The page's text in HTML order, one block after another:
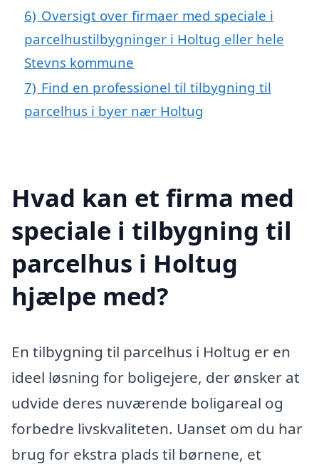
6) Oversigt over firmaer med speciale i
parcelhustilbygninger i Holtug eller hele
Stevns kommune
7) Find en professionel til tilbygning til
parcelhus i byer nær Holtug
Hvad kan et firma med
speciale i tilbygning til
parcelhus i Holtug
hjælpe med?
En tilbygning til parcelhus i Holtug er en
ideel løsning for boligejere, der ønsker at
udvide deres nuværende boligareal og
forbedre livskvaliteten. Uanset om du har
brug for ekstra plads til børnene, et